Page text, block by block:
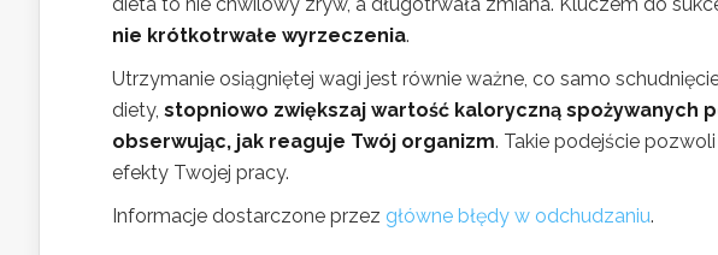
nie krótkotrwałe wyrzeczenia.
Utrzymanie osiągniętej wagi jest równie ważne, co samo
diety, stopniowo zwiększaj wartość kaloryczną spożywanych
obserwując, jak reaguje Twój organizm. Takie podejście
efekty Twojej pracy.
Informacje dostarczone przez główne błędy w odchudzaniu.